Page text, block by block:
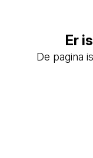
Er
De pagina